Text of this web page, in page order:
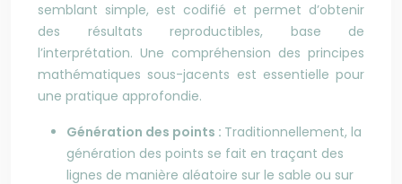
semblant simple, est codifié et permet d’obtenir
des résultats reproductibles, base de
l’interprétation. Une compréhension des principes
mathématiques sous-jacents est essentielle pour
une pratique approfondie.
Génération des points : Traditionnellement, la
génération des points se fait en traçant des
lignes de manière aléatoire sur le sable ou sur